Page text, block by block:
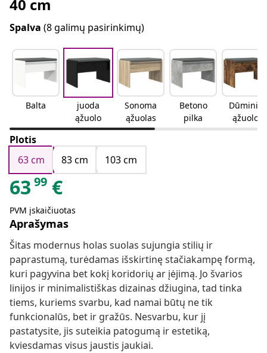
40 cm
Spalva (8 galimų pasirinkimų)
Balta
juoda
ąžuolo
Sonoma
ąžuolas
Betono
pilka
Dūminio
ąžuolo
Plotis
63 cm
83 cm 103 cm
63 99 €
PVM įskaičiuotas
Aprašymas
Šitas modernus holas suolas sujungia stilių ir
paprastumą, turėdamas išskirtinę stačiakampę formą,
kuri pagyvina bet kokį koridorių ar įėjimą. Jo švarios
linijos ir minimalistiškas dizainas džiugina, tad tinka
tiems, kuriems svarbu, kad namai būtų ne tik
funkcionalūs, bet ir gražūs. Nesvarbu, kur jį
pastatysite, jis suteikia patogumą ir estetiką,
kviesdamas visus jaustis jaukiai.